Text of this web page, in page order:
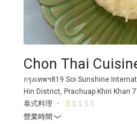
Chon Thai
กรุงเทพฯ819 Soi Sunshine
Hin District, Prachuap Khiri Khan
泰式料理
營業時間